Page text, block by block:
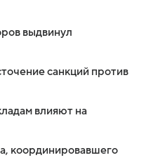
выдвинул
санкций против
влияют на
координировавшего